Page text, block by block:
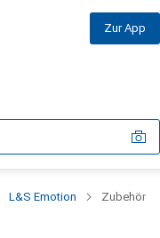
Zur App
L&S Emotion Zubehör